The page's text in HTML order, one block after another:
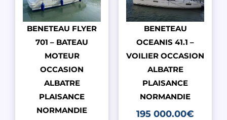
BENETEAU FLYER
701 – BATEAU
MOTEUR
OCCASION
ALBATRE
PLAISANCE
NORMANDIE
BENETEAU
OCEANIS 41.1 –
VOILIER OCCASION
ALBATRE
PLAISANCE
NORMANDIE
195 000.00€